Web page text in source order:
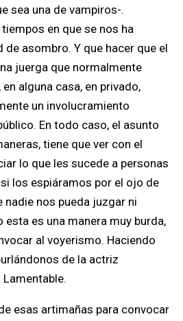
sea una de vampiros-.
en que se nos ha
asombro. Y que hacer que el
juerga que normalmente
alguna casa, en privado,
un involucramiento
En todo caso, el asunto
tiene que ver con el
lo que les sucede a personas
los espiáramos por el ojo de
nadie nos pueda juzgar ni
esta es una manera muy burda,
al voyerismo. Haciendo
de la actriz